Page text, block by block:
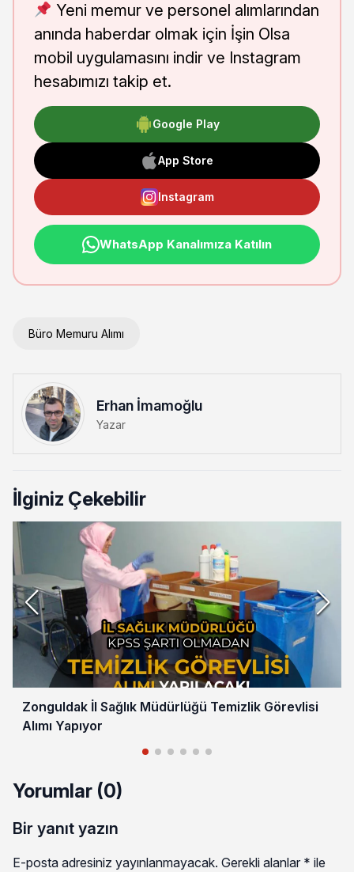
Yeni memur ve personel alımlarından
anında haberdar olmak için İşin Olsa
mobil uygulamasını indir ve Instagram
hesabımızı takip et.
Google Play
App Store
Instagram
WhatsApp Kanalımıza Katılın
Büro Memuru Alımı
Erhan İmamoğlu
Yazar
İlginiz Çekebilir
Zonguldak İl Sağlık Müdürlüğü Temizlik Görevlisi
Alımı Yapıyor
Yorumlar (0)
Bir yanıt yazın
E-posta adresiniz yayınlanmayacak. Gerekli alanlar * ile